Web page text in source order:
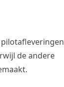
de andere